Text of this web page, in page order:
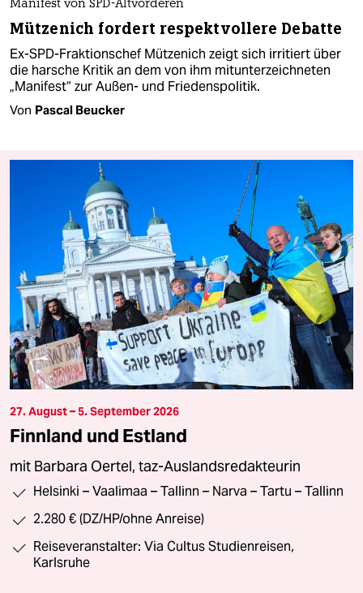
Manifest von SPD-Altvorderen
Mützenich fordert respektvollere Debatte
Ex-SPD-Fraktionschef Mützenich zeigt sich irritiert über
die harsche Kritik an dem von ihm mitunterzeichneten
„Manifest“ zur Außen- und Friedenspolitik.
Von Pascal Beucker
27. August – 5. September 2026
Finnland und Estland
mit Barbara Oertel, taz-Auslandsredakteurin
Helsinki – Vaalimaa – Tallinn – Narva – Tartu – Tallinn
2.280 € (DZ/HP/ohne Anreise)
Reiseveranstalter: Via Cultus Studienreisen,
Karlsruhe